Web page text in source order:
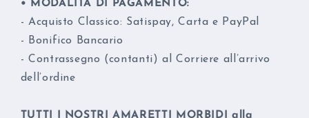
• MODALITÀ DI PAGAMENTO:
- Acquisto Classico: Satispay, Carta e PayPal
- Bonifico Bancario
- Contrassegno (contanti) al Corriere all’arrivo
dell’ordine
TUTTI I NOSTRI AMARETTI MORBIDI alla